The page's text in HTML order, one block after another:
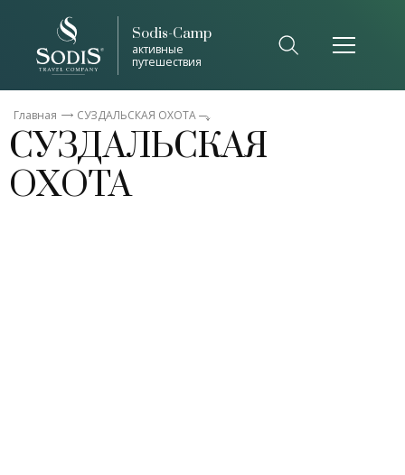
Sodis-Camp
активные
путешествия
Главная СУЗДАЛЬСКАЯ ОХОТА
СУЗДАЛЬСКАЯ
ОХОТА
Список общепринятых сокращений